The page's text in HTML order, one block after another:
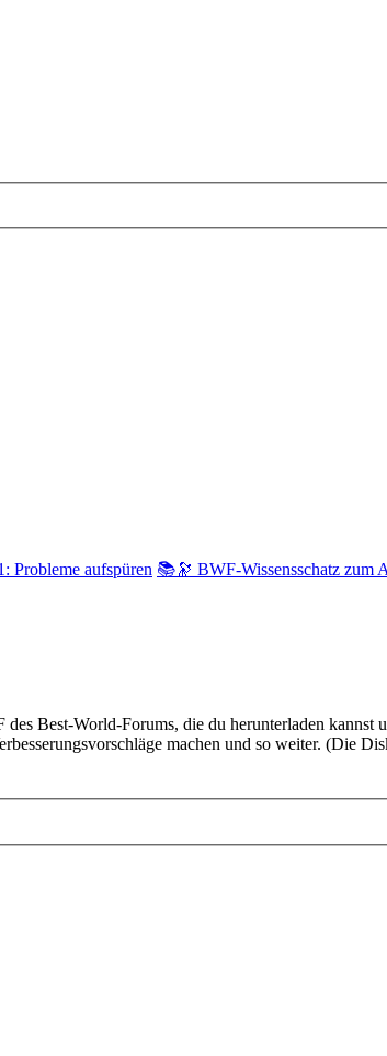
Probleme aufspüren 📚🔭 BWF-Wissensschatz zum
Best-World-Forums, die du herunterladen kannst
machen und so weiter. (Die